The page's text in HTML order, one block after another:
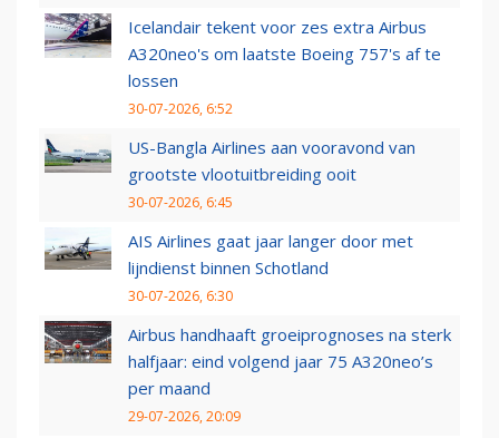
Icelandair tekent voor zes extra Airbus
A320neo's om laatste Boeing 757's af te
lossen
30-07-2026, 6:52
US-Bangla Airlines aan vooravond van
grootste vlootuitbreiding ooit
30-07-2026, 6:45
AIS Airlines gaat jaar langer door met
lijndienst binnen Schotland
30-07-2026, 6:30
Airbus handhaaft groeiprognoses na sterk
halfjaar: eind volgend jaar 75 A320neo’s
per maand
29-07-2026, 20:09